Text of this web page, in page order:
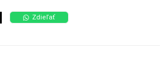
Zdieľať